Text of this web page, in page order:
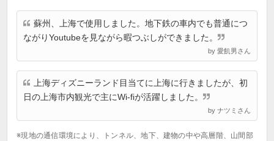
蘇州、上海で使用しました。地下鉄の車内でも普通につ
ながりYoutubeを見ながら暇つぶしができました。
by 愛飢男さん
上海ディズニーランド目当てに上海に行きましたが、初
日の上海市内観光で主にWi-fiが活躍しました。
by ナツミさん
※現地の通信環境により、トンネル、地下、建物の中や高層階、山間部